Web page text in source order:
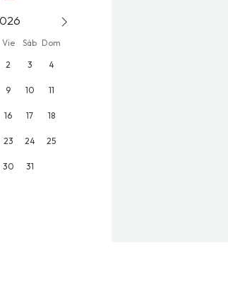
Vie Sáb Dom
2 3 4
9 10 11
16 17 18
23 24 25
30 31